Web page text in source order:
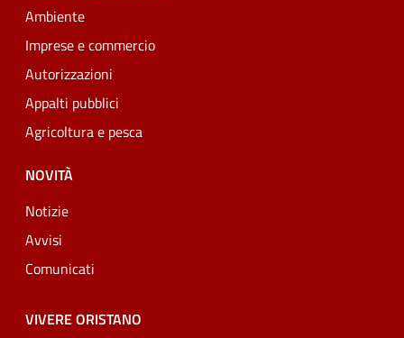
Ambiente
Imprese e commercio
Autorizzazioni
Appalti pubblici
Agricoltura e pesca
NOVITÀ
Notizie
Avvisi
Comunicati
VIVERE ORISTANO